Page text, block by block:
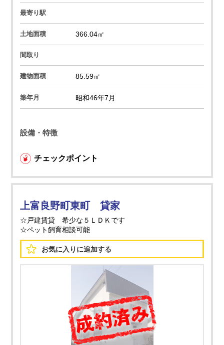
最寄り駅
土地面積 366.04㎡
間取り
建物面積 85.59㎡
築年月 昭和46年7月
設備・特徴
チェックポイント
上富良野町東町 貸家
☆戸建賃貸 希少な５ＬＤＫです
☆ペット飼育相談可能
お気に入りに追加する